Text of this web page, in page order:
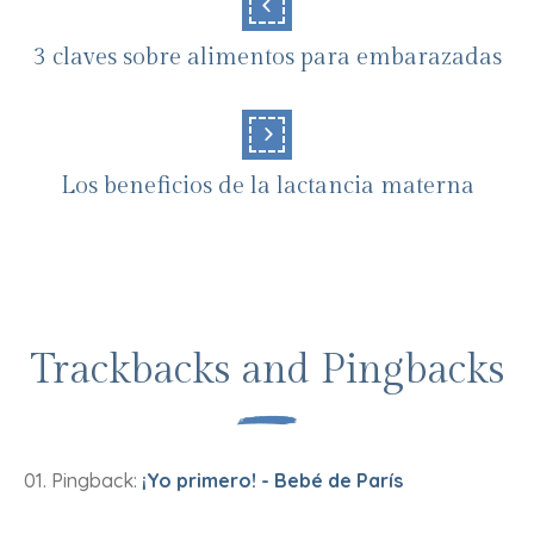
3 claves sobre alimentos para embarazadas
Los beneficios de la lactancia materna
Trackbacks and Pingbacks
Pingback: ¡Yo primero! - Bebé de París